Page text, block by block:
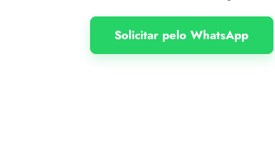
Solicitar pelo WhatsApp